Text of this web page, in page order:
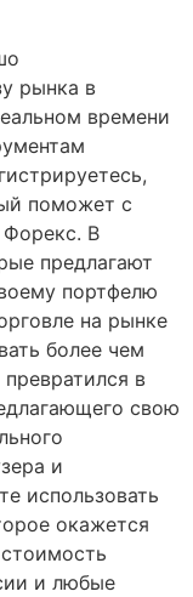
рынка в
времени
поможет с
В
предлагают
портфелю
на рынке
более чем
в
свою
и
использовать
окажется
и любые